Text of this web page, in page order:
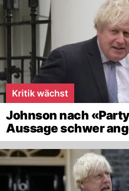
Kritik wächst
Johnson nach
Aussage schwer